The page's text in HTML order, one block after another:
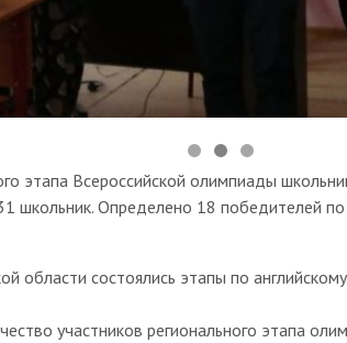
этапа Всероссийской олимпиады
школьник. Определено 18 победителей
области состоялись этапы по
участников регионального этапа